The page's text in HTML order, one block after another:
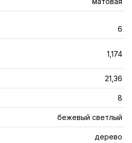
6
1,174
21,36
8
бежевый светлый
дерево